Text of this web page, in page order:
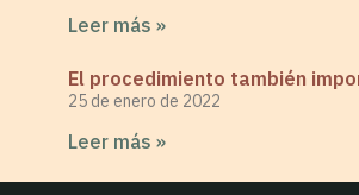
Leer más »
El procedimiento también
25 de enero de 2022
Leer más »